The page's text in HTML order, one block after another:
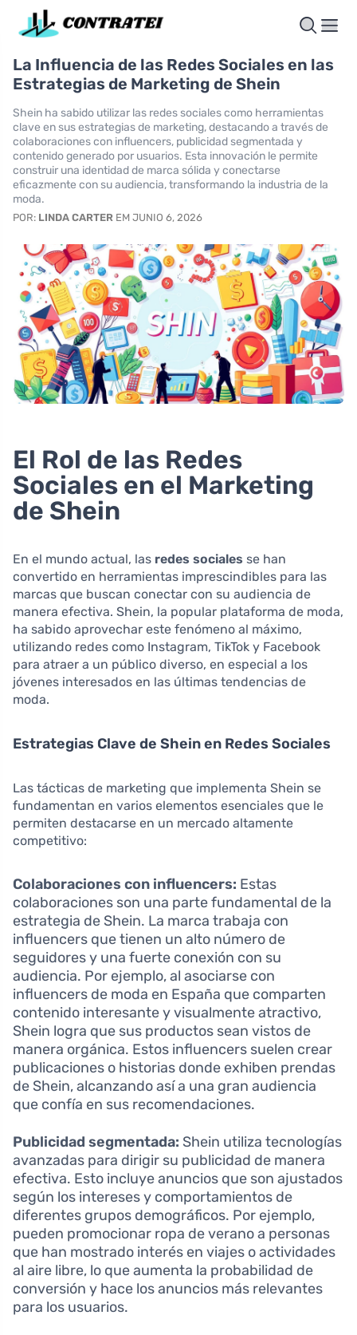
La Influencia de las Redes Sociales en las
Estrategias de Marketing de Shein
Shein ha sabido utilizar las redes sociales como herramientas
clave en sus estrategias de marketing, destacando a través de
colaboraciones con influencers, publicidad segmentada y
contenido generado por usuarios. Esta innovación le permite
construir una identidad de marca sólida y conectarse
eficazmente con su audiencia, transformando la industria de la
moda.
POR: LINDA CARTER EM JUNIO 6, 2026
El Rol de las Redes
Sociales en el Marketing
de Shein
En el mundo actual, las redes sociales se han
convertido en herramientas imprescindibles para las
marcas que buscan conectar con su audiencia de
manera efectiva. Shein, la popular plataforma de moda,
ha sabido aprovechar este fenómeno al máximo,
utilizando redes como Instagram, TikTok y Facebook
para atraer a un público diverso, en especial a los
jóvenes interesados en las últimas tendencias de
moda.
Estrategias Clave de Shein en Redes Sociales
Las tácticas de marketing que implementa Shein se
fundamentan en varios elementos esenciales que le
permiten destacarse en un mercado altamente
competitivo:
Colaboraciones con influencers: Estas
colaboraciones son una parte fundamental de la
estrategia de Shein. La marca trabaja con
influencers que tienen un alto número de
seguidores y una fuerte conexión con su
audiencia. Por ejemplo, al asociarse con
influencers de moda en España que comparten
contenido interesante y visualmente atractivo,
Shein logra que sus productos sean vistos de
manera orgánica. Estos influencers suelen crear
publicaciones o historias donde exhiben prendas
de Shein, alcanzando así a una gran audiencia
que confía en sus recomendaciones.
Publicidad segmentada: Shein utiliza tecnologías
avanzadas para dirigir su publicidad de manera
efectiva. Esto incluye anuncios que son ajustados
según los intereses y comportamientos de
diferentes grupos demográficos. Por ejemplo,
pueden promocionar ropa de verano a personas
que han mostrado interés en viajes o actividades
al aire libre, lo que aumenta la probabilidad de
conversión y hace los anuncios más relevantes
para los usuarios.